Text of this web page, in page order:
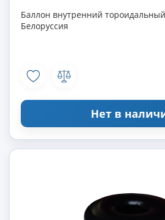
Баллон внутренний
Белоруссия
Нет в